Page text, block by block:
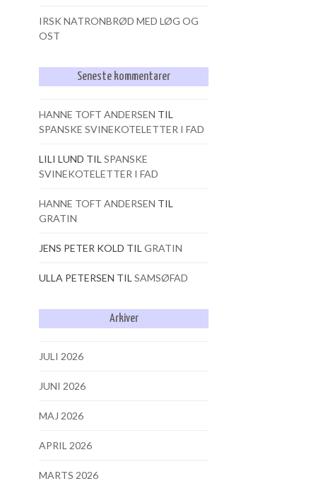
IRSK NATRONBRØD MED LØG OG
OST
Seneste kommentarer
HANNE TOFT ANDERSEN TIL
SPANSKE SVINEKOTELETTER I FAD
LILI LUND TIL SPANSKE
SVINEKOTELETTER I FAD
HANNE TOFT ANDERSEN TIL
GRATIN
JENS PETER KOLD TIL GRATIN
ULLA PETERSEN TIL SAMSØFAD
Arkiver
JULI 2026
JUNI 2026
MAJ 2026
APRIL 2026
MARTS 2026